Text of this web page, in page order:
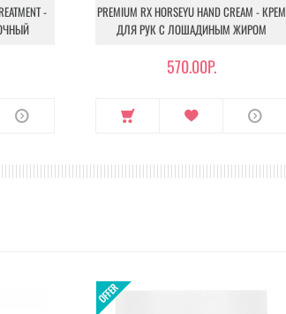
-
PREMIUM RX HORSEYU HAND CREAM - КРЕМ
ДЛЯ РУК С ЛОШАДИНЫМ ЖИРОМ
570.00Р.